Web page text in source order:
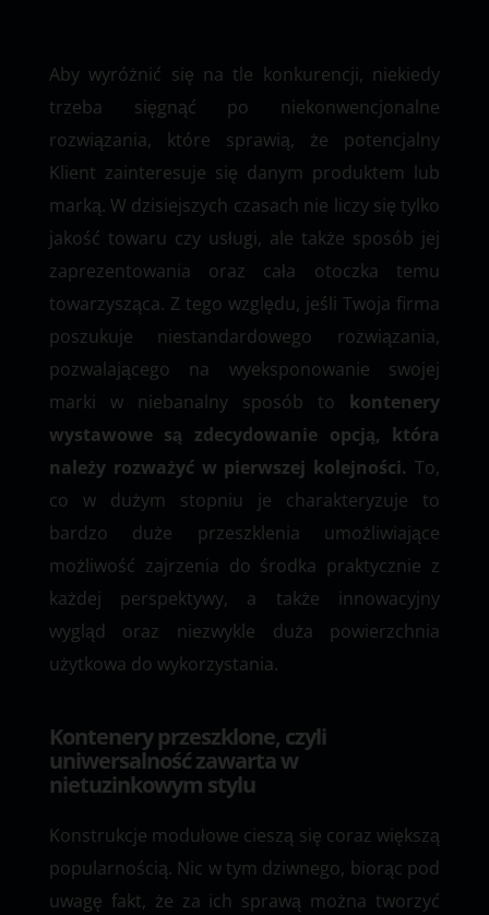
Aby wyróżnić się na tle konkurencji, niekiedy
trzeba sięgnąć po niekonwencjonalne
rozwiązania, które sprawią, że potencjalny
Klient zainteresuje się danym produktem lub
marką. W dzisiejszych czasach nie liczy się tylko
jakość towaru czy usługi, ale także sposób jej
zaprezentowania oraz cała otoczka temu
towarzysząca. Z tego względu, jeśli Twoja firma
poszukuje niestandardowego rozwiązania,
pozwalającego na wyeksponowanie swojej
marki w niebanalny sposób to kontenery
wystawowe są zdecydowanie opcją, która
należy rozważyć w pierwszej kolejności. To,
co w dużym stopniu je charakteryzuje to
bardzo duże przeszklenia umożliwiające
możliwość zajrzenia do środka praktycznie z
każdej perspektywy, a także innowacyjny
wygląd oraz niezwykle duża powierzchnia
użytkowa do wykorzystania.
Kontenery przeszklone, czyli
uniwersalność zawarta w
nietuzinkowym stylu
Konstrukcje modułowe cieszą się coraz większą
popularnością. Nic w tym dziwnego, biorąc pod
uwagę fakt, że za ich sprawą można tworzyć